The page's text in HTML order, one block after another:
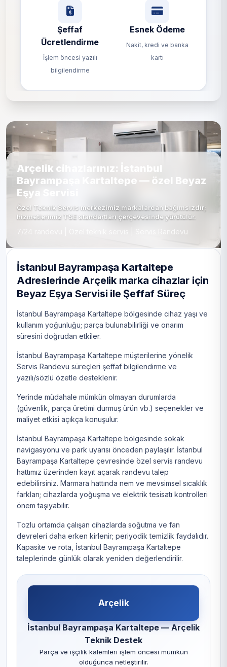
Şeffaf
Ücretlendirme
İşlem öncesi yazılı
bilgilendirme
Esnek Ödeme
Nakit, kredi ve banka
kartı
Arçelik cihazlarınız: İstanbul
Bayrampaşa Kartaltepe — özel Beyaz
Eşya Servisi
Özel Teknik Servis merkezimiz markalardan bağımsızdır;
hizmetlerimiz TSE standartları çerçevesinde yürütülür.
7/24 randevu | Özel teknik servis | Servis Randevu
İstanbul Bayrampaşa Kartaltepe
Adreslerinde Arçelik marka cihazlar için
Beyaz Eşya Servisi ile Şeffaf Süreç
İstanbul Bayrampaşa Kartaltepe bölgesinde cihaz yaşı ve
kullanım yoğunluğu; parça bulunabilirliği ve onarım
süresini doğrudan etkiler.
İstanbul Bayrampaşa Kartaltepe müşterilerine yönelik
Servis Randevu süreçleri şeffaf bilgilendirme ve
yazılı/sözlü özetle desteklenir.
Yerinde müdahale mümkün olmayan durumlarda
(güvenlik, parça üretimi durmuş ürün vb.) seçenekler ve
maliyet etkisi açıkça konuşulur.
İstanbul Bayrampaşa Kartaltepe bölgesinde sokak
navigasyonu ve park uyarısı önceden paylaşılır. İstanbul
Bayrampaşa Kartaltepe çevresinde özel servis randevu
hattımız üzerinden kayıt açarak randevu talep
edebilirsiniz. Marmara hattında nem ve mevsimsel sıcaklık
farkları; cihazlarda yoğuşma ve elektrik tesisatı kontrolleri
önem taşıyabilir.
Tozlu ortamda çalışan cihazlarda soğutma ve fan
devreleri daha erken kirlenir; periyodik temizlik faydalıdır.
Kapasite ve rota, İstanbul Bayrampaşa Kartaltepe
taleplerinde günlük olarak yeniden değerlendirilir.
Arçelik
İstanbul Bayrampaşa Kartaltepe — Arçelik
Teknik Destek
Parça ve işçilik kalemleri işlem öncesi mümkün
olduğunca netleştirilir.